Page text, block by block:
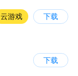
云游戏 下载
下载